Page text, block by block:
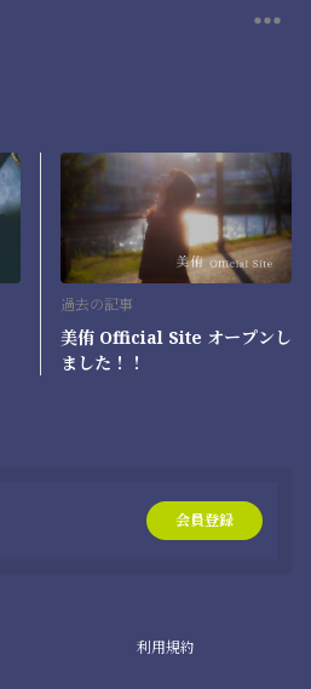
過去の記事
美侑 Official Site オープンし
ました！！
会員登録
利用規約